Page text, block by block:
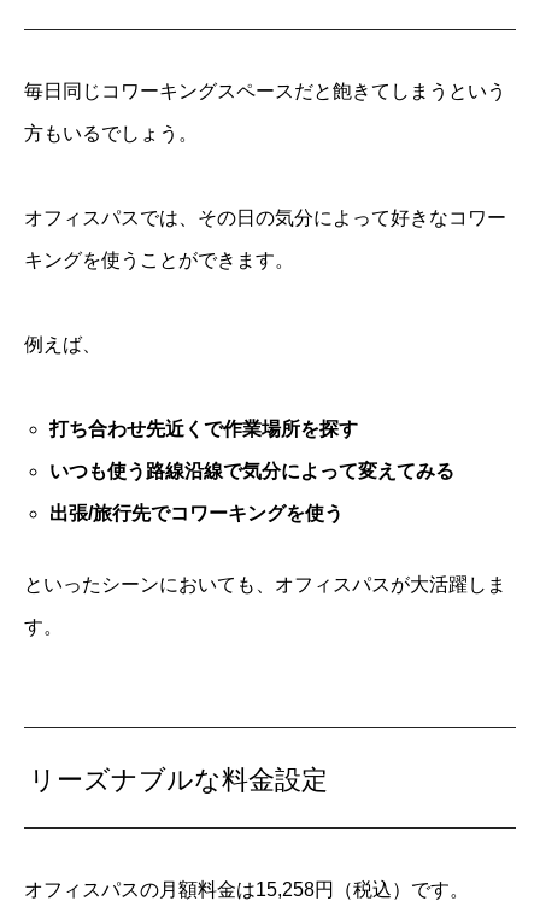
毎日同じコワーキングスペースだと飽きてしまうという
方もいるでしょう。
オフィスパスでは、その日の気分によって好きなコワー
キングを使うことができます。
例えば、
打ち合わせ先近くで作業場所を探す
いつも使う路線沿線で気分によって変えてみる
出張/旅行先でコワーキングを使う
といったシーンにおいても、オフィスパスが大活躍しま
す。
リーズナブルな料金設定
オフィスパスの月額料金は15,258円（税込）です。